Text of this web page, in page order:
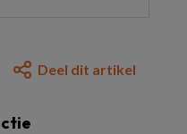
Deel dit artikel